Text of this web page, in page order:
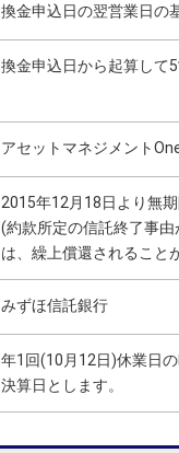
換金申込日の翌営業日の
換金申込日から起算して
アセットマネジメント
2015年12月18日より無
(約款所定の信託終了事由
は、繰上償還されること
みずほ信託銀行
年1回(10月12日)休業日
決算日とします。